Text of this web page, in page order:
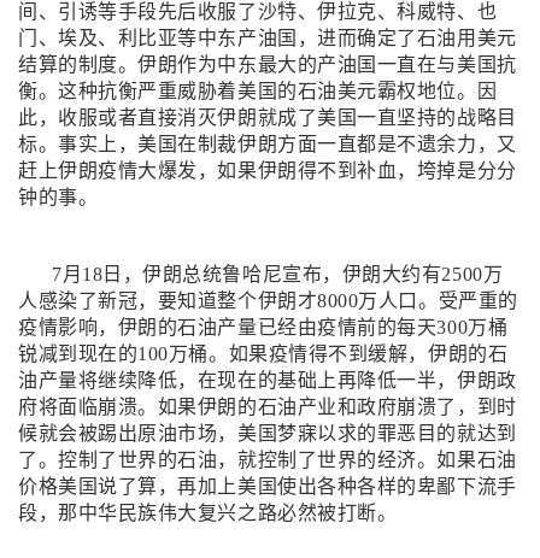
间、引诱等手段先后收服了沙特、伊拉克、科威特、也
门、埃及、利比亚等中东产油国，进而确定了石油用美元
结算的制度。伊朗作为中东最大的产油国一直在与美国抗
衡。这种抗衡严重威胁着美国的石油美元霸权地位。因
此，收服或者直接消灭伊朗就成了美国一直坚持的战略目
标。事实上，美国在制裁伊朗方面一直都是不遗余力，又
赶上伊朗疫情大爆发，如果伊朗得不到补血，垮掉是分分
钟的事。
7月18日，伊朗总统鲁哈尼宣布，伊朗大约有2500万
人感染了新冠，要知道整个伊朗才8000万人口。受严重的
疫情影响，伊朗的石油产量已经由疫情前的每天300万桶
锐减到现在的100万桶。如果疫情得不到缓解，伊朗的石
油产量将继续降低，在现在的基础上再降低一半，伊朗政
府将面临崩溃。如果伊朗的石油产业和政府崩溃了，到时
候就会被踢出原油市场，美国梦寐以求的罪恶目的就达到
了。控制了世界的石油，就控制了世界的经济。如果石油
价格美国说了算，再加上美国使出各种各样的卑鄙下流手
段，那中华民族伟大复兴之路必然被打断。